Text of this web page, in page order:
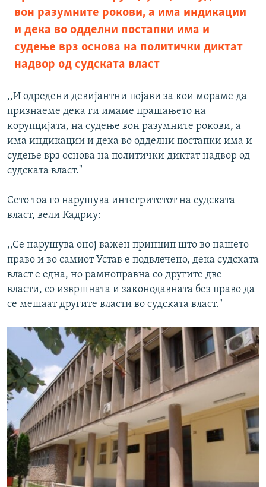
вон разумните рокови, а има индикации
и дека во одделни постапки има и
судење врз основа на политички диктат
надвор од судската власт
,,И одредени девијантни појави за кои мораме да
признаеме дека ги имаме прашањето на
корупцијата, на судење вон разумните рокови, а
има индикации и дека во одделни постапки има и
судење врз основа на политички диктат надвор од
судската власт."
Сето тоа го нарушува интегритетот на судската
власт, вели Кадриу:
,,Се нарушува оној важен принцип што во нашето
право и во самиот Устав е подвлечено, дека судската
власт е една, но рамноправна со другите две
власти, со извршната и законодавната без право да
се мешаат другите власти во судската власт."